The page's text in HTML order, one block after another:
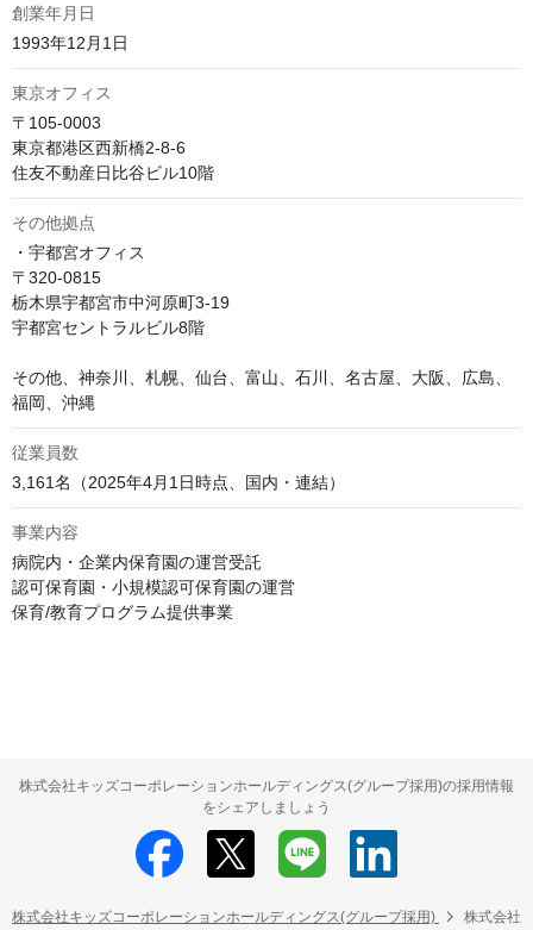
創業年月日
1993年12月1日
東京オフィス
〒105-0003
東京都港区西新橋2-8-6
住友不動産日比谷ビル10階
その他拠点
・宇都宮オフィス
〒320-0815
栃木県宇都宮市中河原町3-19
宇都宮セントラルビル8階
その他、神奈川、札幌、仙台、富山、石川、名古屋、大阪、広島、
従業員数
3,161名（2025年4月1日時点、国内・連結）
事業内容
病院内・企業内保育園の運営受託
認可保育園・小規模認可保育園の運営
保育/教育プログラム提供事業
株式会社キッズコーポレーションホールディングス(グループ採用)の採用情報
をシェアしましょう
株式会社キッズコーポレーションホールディングス(グループ採用) 株式会社